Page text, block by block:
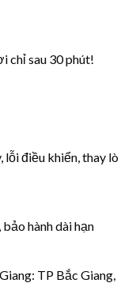
chỉ sau 30 phút!
điều khiển, thay lò
hành dài hạn
TP Bắc Giang,